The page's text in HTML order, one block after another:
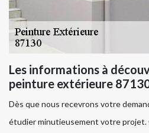
Les informations à
peinture extérieure
Dès que nous recevrons votre
étudier minutieusement votre projet.